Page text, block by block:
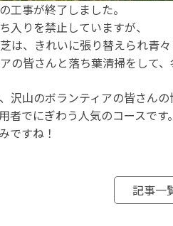
工事が終了しました。
入りを禁止していますが、
は、きれいに張り替えられ青々
の皆さんと落ち葉清掃をして、
沢山のボランティアの皆さんの
者でにぎわう人気のコースです。
ですね！
記事一